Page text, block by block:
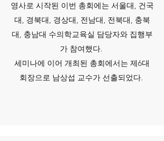
영사로 시작된 이번 총회에는 서울대, 건국
대, 경북대, 경상대, 전남대, 전북대, 충북
대, 충남대 수의학교육실 담당자와 집행부
가 참여했다.
​세미나에 이어 개최된 총회에서는 제6대
회장으로 남상섭 교수가 선출되었다.